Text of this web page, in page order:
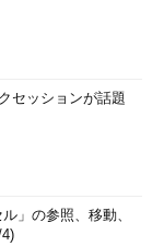
セッションが話題
」の参照、移動、